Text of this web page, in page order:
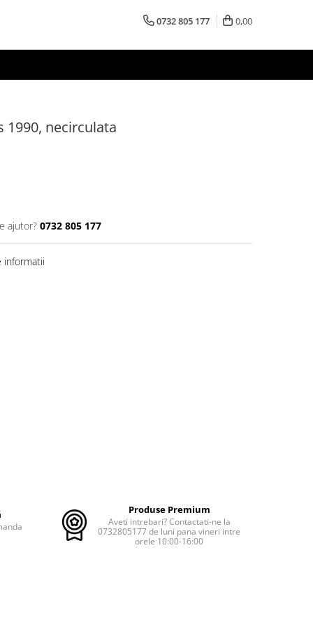
0732 805 177 0,00
1990, necirculata
ajutor? 0732 805 177
informatii
Produse Premium
Aveti intrebari? Contactati-ne la
0732805177 de luni pana vineri intre
orele 10:00-16:00